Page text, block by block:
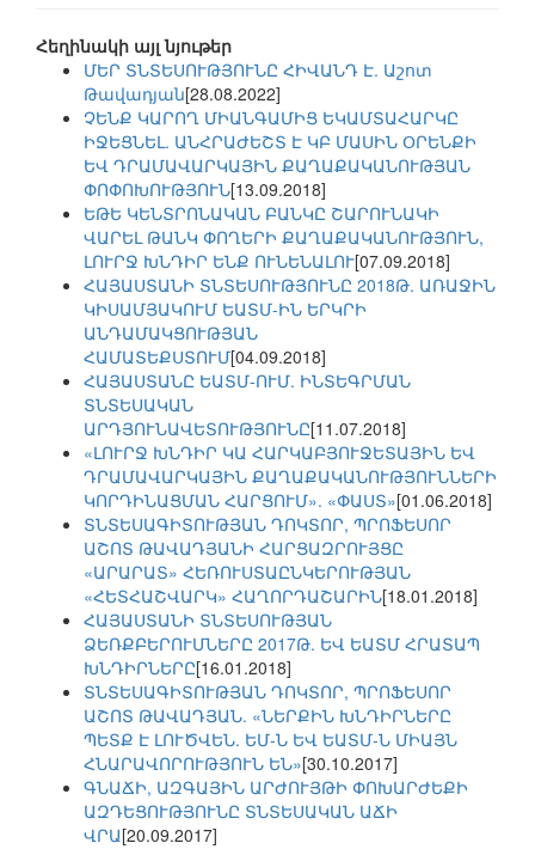
Հեղինակի այլ նյութեր
ՄԵՐ ՏՆՏԵՍՈՒԹՅՈՒՆԸ ՀԻՎԱՆԴ Է. Աշոտ
Թավադյան[28.08.2022]
ՉԵՆՔ ԿԱՐՈՂ ՄԻԱՆԳԱՄԻՑ ԵԿԱՄՏԱՀԱՐԿԸ
ԻՋԵՑՆԵԼ. ԱՆՀՐԱԺԵՇՏ Է ԿԲ ՄԱՍԻՆ ՕՐԵՆՔԻ
ԵՎ ԴՐԱՄԱՎԱՐԿԱՅԻՆ ՔԱՂԱՔԱԿԱՆՈՒԹՅԱՆ
ՓՈՓՈԽՈՒԹՅՈՒՆ[13.09.2018]
ԵԹԵ ԿԵՆՏՐՈՆԱԿԱՆ ԲԱՆԿԸ ՇԱՐՈՒՆԱԿԻ
ՎԱՐԵԼ ԹԱՆԿ ՓՈՂԵՐԻ ՔԱՂԱՔԱԿԱՆՈՒԹՅՈՒՆ,
ԼՈՒՐՋ ԽՆԴԻՐ ԵՆՔ ՈՒՆԵՆԱԼՈՒ[07.09.2018]
ՀԱՅԱՍՏԱՆԻ ՏՆՏԵՍՈՒԹՅՈՒՆԸ 2018Թ. ԱՌԱՋԻՆ
ԿԻՍԱՄՅԱԿՈՒՄ ԵԱՏՄ-ԻՆ ԵՐԿՐԻ
ԱՆԴԱՄԱԿՑՈՒԹՅԱՆ
ՀԱՄԱՏԵՔՍՏՈՒՄ[04.09.2018]
ՀԱՅԱՍՏԱՆԸ ԵԱՏՄ-ՈՒՄ. ԻՆՏԵԳՐՄԱՆ
ՏՆՏԵՍԱԿԱՆ
ԱՐԴՅՈՒՆԱՎԵՏՈՒԹՅՈՒՆԸ[11.07.2018]
«ԼՈՒՐՋ ԽՆԴԻՐ ԿԱ ՀԱՐԿԱԲՅՈՒՋԵՏԱՅԻՆ ԵՎ
ԴՐԱՄԱՎԱՐԿԱՅԻՆ ՔԱՂԱՔԱԿԱՆՈՒԹՅՈՒՆՆԵՐԻ
ԿՈՐԴԻՆԱՑՄԱՆ ՀԱՐՑՈՒՄ». «ՓԱՍՏ»[01.06.2018]
ՏՆՏԵՍԱԳԻՏՈՒԹՅԱՆ ԴՈԿՏՈՐ, ՊՐՈՖԵՍՈՐ
ԱՇՈՏ ԹԱՎԱԴՅԱՆԻ ՀԱՐՑԱԶՐՈՒՅՑԸ
«ԱՐԱՐԱՏ» ՀԵՌՈՒՍՏԱԸՆԿԵՐՈՒԹՅԱՆ
«ՀԵՏՀԱՇՎԱՐԿ» ՀԱՂՈՐԴԱՇԱՐԻՆ[18.01.2018]
ՀԱՅԱՍՏԱՆԻ ՏՆՏԵՍՈՒԹՅԱՆ
ՁԵՌՔԲԵՐՈՒՄՆԵՐԸ 2017Թ. ԵՎ ԵԱՏՄ ՀՐԱՏԱՊ
ԽՆԴԻՐՆԵՐԸ[16.01.2018]
ՏՆՏԵՍԱԳԻՏՈՒԹՅԱՆ ԴՈԿՏՈՐ, ՊՐՈՖԵՍՈՐ
ԱՇՈՏ ԹԱՎԱԴՅԱՆ. «ՆԵՐՔԻՆ ԽՆԴԻՐՆԵՐԸ
ՊԵՏՔ Է ԼՈՒԾՎԵՆ. ԵՄ-Ն ԵՎ ԵԱՏՄ-Ն ՄԻԱՅՆ
ՀՆԱՐԱՎՈՐՈՒԹՅՈՒՆ ԵՆ»[30.10.2017]
ԳՆԱՃԻ, ԱԶԳԱՅԻՆ ԱՐԺՈՒՅԹԻ ՓՈԽԱՐԺԵՔԻ
ԱԶԴԵՑՈՒԹՅՈՒՆԸ ՏՆՏԵՍԱԿԱՆ ԱՃԻ
ՎՐԱ[20.09.2017]